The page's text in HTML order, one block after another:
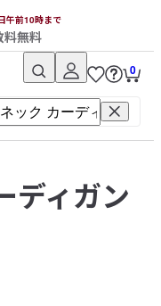
午前10時まで
料無料
0
ディガン